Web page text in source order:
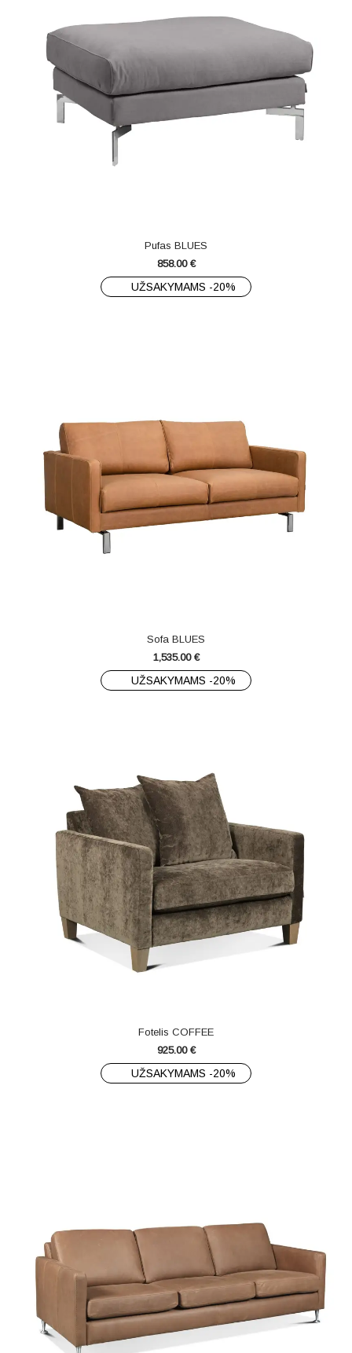
Pufas BLUES
858.00 €
UŽSAKYMAMS -20%
Sofa BLUES
1,535.00 €
UŽSAKYMAMS -20%
Fotelis COFFEE
925.00 €
UŽSAKYMAMS -20%